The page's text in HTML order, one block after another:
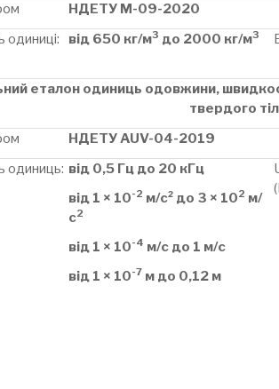
НДЕТУ М-09-2020
одиниці:
від 650 кг/м3 до 2000 кг/м3
еталон одиниць одовжини,
твердого
НДЕТУ AUV-04-2019
одиниць: від 0,5 Гц до 20 кГц
від 1 × 10-2 м/с² до 3 × 102 м/
с2
від 1 × 10-4 м/с до 1 м/с
від 1 × 10-7 м до 0,12 м